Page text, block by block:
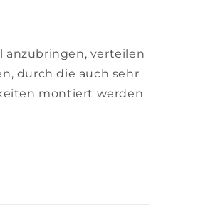
anzubringen, verteilen
durch die auch sehr
montiert werden